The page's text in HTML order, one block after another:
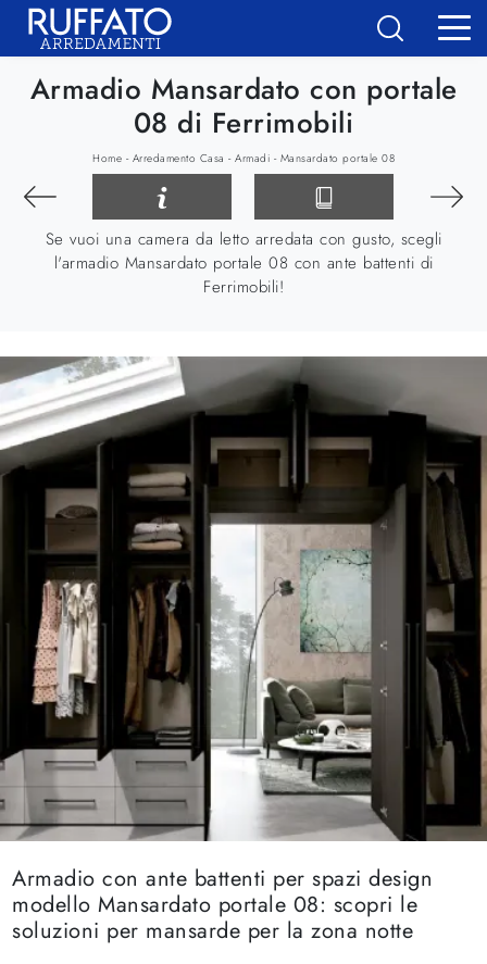
Armadio Mansardato con portale
08 di Ferrimobili
Home - Arredamento Casa - Armadi - Mansardato portale 08
Se vuoi una camera da letto arredata con gusto, scegli
l'armadio Mansardato portale 08 con ante battenti di
Ferrimobili!
Armadio con ante battenti per spazi design
modello Mansardato portale 08: scopri le
soluzioni per mansarde per la zona notte